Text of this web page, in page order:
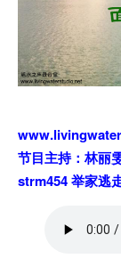
节目主持：林丽
strm454 举家逃